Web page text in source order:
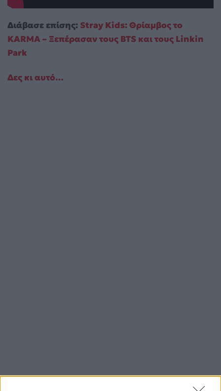
Διάβασε επίσης: Stray Kids: Θρίαμβος το
KARMA – Ξεπέρασαν τους BTS και τους Linkin
Park
Δες κι αυτό…